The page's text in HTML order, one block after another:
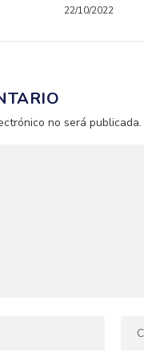
22/10/2022
no será publicada.